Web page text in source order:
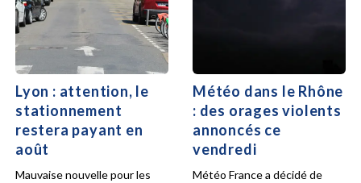
Lyon : attention, le
stationnement
restera payant en
août
Mauvaise nouvelle pour les
Météo dans le Rhône
: des orages violents
annoncés ce
vendredi
Météo France a décidé de